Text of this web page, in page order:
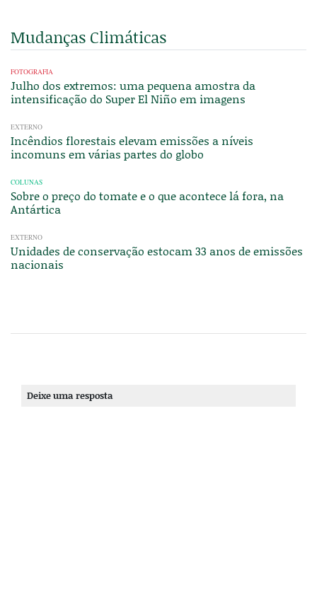
Mudanças Climáticas
FOTOGRAFIA
Julho dos extremos: uma pequena amostra da
intensificação do Super El Niño em imagens
EXTERNO
Incêndios florestais elevam emissões a níveis
incomuns em várias partes do globo
COLUNAS
Sobre o preço do tomate e o que acontece lá fora, na
Antártica
EXTERNO
Unidades de conservação estocam 33 anos de emissões
nacionais
Deixe uma resposta